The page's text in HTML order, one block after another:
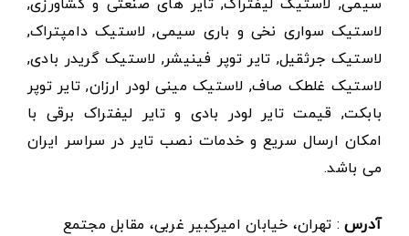
سیمی, لاستیک لیفتراک, تایر های صنعتی و کشاورزی,
لاستیک سواری نخی و باری سیمی, لاستیک دامپتراک,
لاستیک جرثقیل, تایر توپر فینیشر, لاستیک گریدر بادی,
لاستیک غلطک صاف, لاستیک مینی لودر ارزان, تایر توپر
بابکت, قیمت تایر لودر بادی و تایر لیفتراک برقی با
امکان ارسال سریع و خدمات نصب تایر در سراسر ایران
می باشد.
آدرس: تهران، خیابان امیرکبیر غربی، مقابل مجتمع